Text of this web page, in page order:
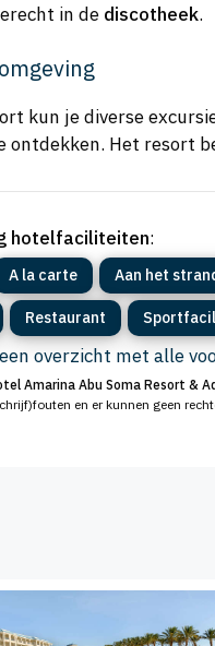
in de discotheek.
kun je diverse
ontdekken. Het resort
hotelfaciliteiten:
A la carte Aan het
Restaurant
overzicht met alle
Amarina Abu Soma Resort &
en er kunnen geen